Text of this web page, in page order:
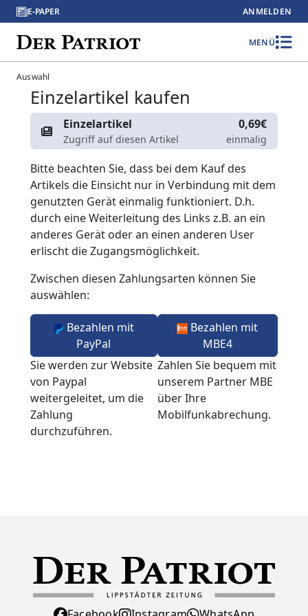
E-PAPER ANMELDEN
MENÜ
Auswahl
Einzelartikel kaufen
Einzelartikel
Zugriff auf diesen Artikel
0,69€
einmalig
Bitte beachten Sie, dass bei dem Kauf des
Artikels die Einsicht nur in Verbindung mit dem
genutzten Gerät einmalig funktioniert. D.h.
durch eine Weiterleitung des Links z.B. an ein
anderes Gerät oder an einen anderen User
erlischt die Zugangsmöglichkeit.
Zwischen diesen Zahlungsarten können Sie
auswählen:
Bezahlen mit
PayPal
Sie werden zur Website
von Paypal
weitergeleitet, um die
Zahlung
durchzuführen.
Bezahlen mit
MBE4
Zahlen Sie bequem mit
unserem Partner MBE
über Ihre
Mobilfunkabrechung.